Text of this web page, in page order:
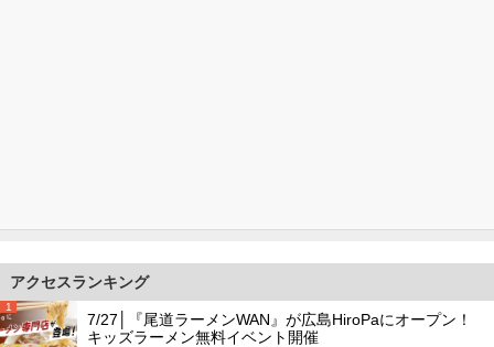
アクセスランキング
1
7/27│『尾道ラーメンWAN』が広島HiroPaにオープン！
キッズラーメン無料イベント開催